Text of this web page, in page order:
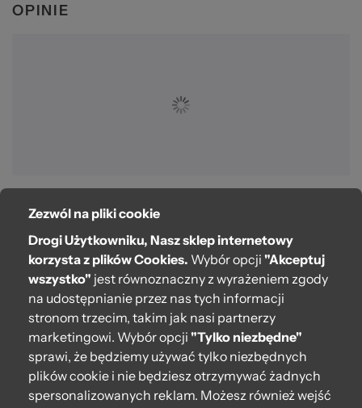
OPINIE
O bag
Pomoc
Moje O bag
Kontakt
222 571 414
bok@obagstore.pl
WhatsApp O bag Polska
Zezwól na pliki cookie
Drogi Użytkowniku, Nasz sklep internetowy
korzysta z plików Cookies. Wybór opcji "Akceptuj
wszystko" jest równoznaczny z wyrażeniem zgody
na udostępnianie przez nas tych informacji
stronom trzecim, takim jak nasi partnerzy
marketingowi. Wybór opcji "Tylko niezbędne"
sprawi, że będziemy używać tylko niezbędnych
plików cookie i nie będziesz otrzymywać żadnych
spersonalizowanych reklam. Możesz również wejść